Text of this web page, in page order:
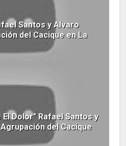
Santos y Alvaro
del Cacique en La
Dolor" Rafael Santos y
del Cacique